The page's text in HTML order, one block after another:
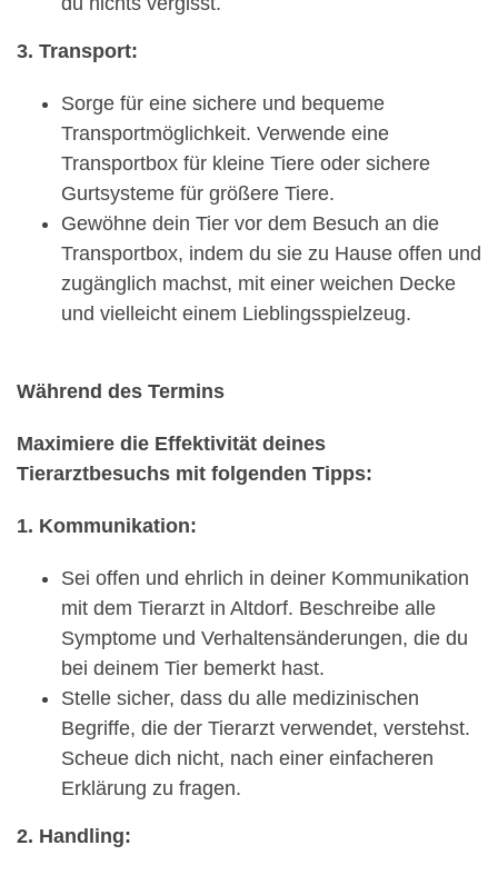
3. Transport:
Sorge für eine sichere und bequeme
Transportmöglichkeit. Verwende eine
Transportbox für kleine Tiere oder sichere
Gurtsysteme für größere Tiere.
Gewöhne dein Tier vor dem Besuch an die
Transportbox, indem du sie zu Hause offen und
zugänglich machst, mit einer weichen Decke
und vielleicht einem Lieblingsspielzeug.
Während des Termins
Maximiere die Effektivität deines
Tierarztbesuchs mit folgenden Tipps:
1. Kommunikation:
Sei offen und ehrlich in deiner Kommunikation
mit dem Tierarzt in Altdorf. Beschreibe alle
Symptome und Verhaltensänderungen, die du
bei deinem Tier bemerkt hast.
Stelle sicher, dass du alle medizinischen
Begriffe, die der Tierarzt verwendet, verstehst.
Scheue dich nicht, nach einer einfacheren
Erklärung zu fragen.
2. Handling: